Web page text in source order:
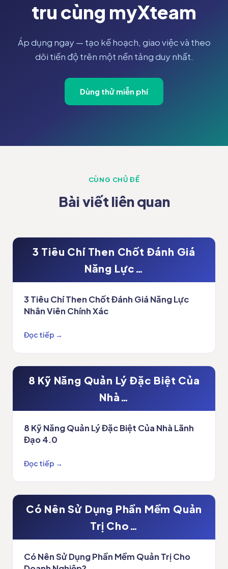
tru cùng myXteam
Áp dụng ngay — tạo kế hoạch, giao việc và theo
dõi tiến độ trên một nền tảng duy nhất.
Dùng thử miễn phí
CÙNG CHỦ ĐỀ
Bài viết liên quan
3 Tiêu Chí Then Chốt Đánh Giá
Năng Lực…
3 Tiêu Chí Then Chốt Đánh Giá Năng Lực
Nhân Viên Chính Xác
Đọc tiếp →
8 Kỹ Năng Quản Lý Đặc Biệt Của
Nhà…
8 Kỹ Năng Quản Lý Đặc Biệt Của Nhà Lãnh
Đạo 4.0
Đọc tiếp →
Có Nên Sử Dụng Phần Mềm Quản
Trị Cho…
Có Nên Sử Dụng Phần Mềm Quản Trị Cho